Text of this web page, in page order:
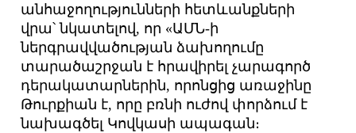
անհաջողությունների հետևանքների
վրա՝ նկատելով, որ «ԱՄՆ-ի
ներգրավվածության ձախողումը
տարածաշրջան է հրավիրել չարագործ
դերակատարներին, որոնցից առաջինը
Թուրքիան է, որը բռնի ուժով փորձում է
նախագծել Կովկասի ապագան։